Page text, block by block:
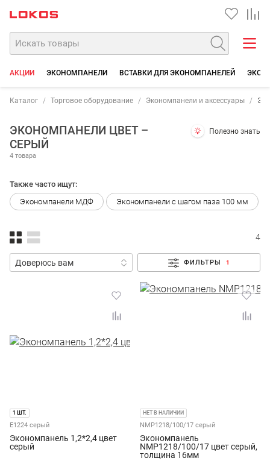
АКЦИИ ЭКОНОМПАНЕЛИ ВСТАВКИ ДЛЯ ЭКОНОМПАНЕЛЕЙ
Каталог Торговое оборудование Экономпанели и аксессуары
ЭКОНОМПАНЕЛИ ЦВЕТ –
СЕРЫЙ
4 товара
Полезно знать
Также часто ищут:
Экономпанели МДФ
Экономпанели с шагом паза 100 мм
4
ФИЛЬТРЫ 1
1 ШТ.
E1224 серый
Экономпанель 1,2*2,4 цвет
серый
НЕТ В НАЛИЧИИ
NMP1218/100/17 серый
Экономпанель
NMP1218/100/17 цвет серый,
толщина 16мм